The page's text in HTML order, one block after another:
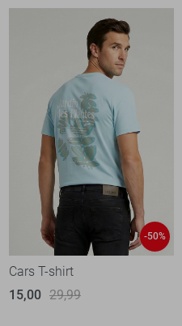
-50%
Cars T-shirt
15,00 29,99